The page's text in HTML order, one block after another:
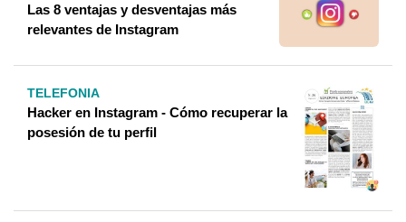
Las 8 ventajas y desventajas más
relevantes de Instagram
TELEFONIA
Hacker en Instagram - Cómo recuperar la
posesión de tu perfil